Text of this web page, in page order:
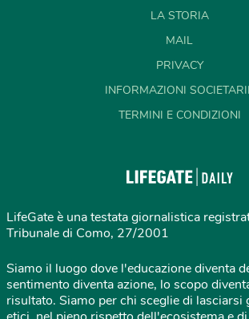
LA STORIA
MAIL
PRIVACY
INFORMAZIONI
TERMINI E CONDIZIONI
LifeGate è una testata giornalistica
Tribunale di Como, 27/2001
Siamo il luogo dove l'educazione diventa
sentimento diventa azione, lo scopo
risultato. Siamo per chi sceglie di lasciarsi